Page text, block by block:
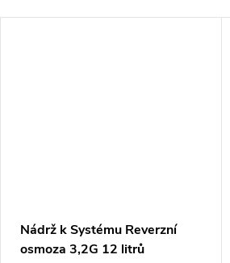
Nádrž k Systému Reverzní
osmoza 3,2G 12 litrů